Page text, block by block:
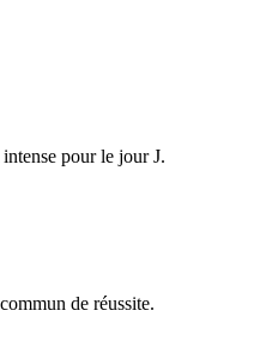
pour le jour J.
de réussite.